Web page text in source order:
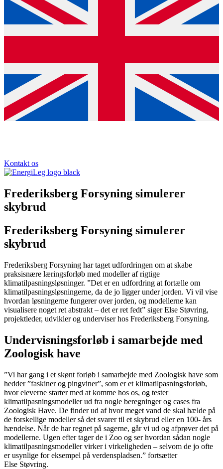
Kontakt os
Frederiksberg Forsyning simulerer
skybrud
Frederiksberg Forsyning simulerer
skybrud
Frederiksberg Forsyning har taget udfordringen om at skabe
praksisnære læringsforløb med modeller af rigtige
klimatilpasningsløsninger. ”Det er en udfordring at fortælle om
klimatilpasningsløsningerne, da de jo ligger under jorden. Vi vil vise
hvordan løsningerne fungerer over jorden, og modellerne kan
visualisere noget ret abstrakt – det er ret fedt” siger Else Støvring,
projektleder, udvikler og underviser hos Frederiksberg Forsyning.
Undervisningsforløb i samarbejde med
Zoologisk have
”Vi har gang i et skønt forløb i samarbejde med Zoologisk have som
hedder ”faskiner og pingviner”, som er et klimatilpasningsforløb,
hvor eleverne starter med at komme hos os, og tester
klimatilpasningsmodeller ud fra nogle beregninger og cases fra
Zoologisk Have. De finder ud af hvor meget vand de skal hælde på
de forskellige modeller så det svarer til et skybrud eller en 100- års
hændelse. Når de har regnet på sagerne, går vi ud og afprøver det på
modellerne. Ugen efter tager de i Zoo og ser hvordan sådan nogle
klimatilpasningsmodeller virker i virkeligheden – selvom de jo ofte
er usynlige for eksempel på verdenspladsen.” fortsætter
Else Støvring.